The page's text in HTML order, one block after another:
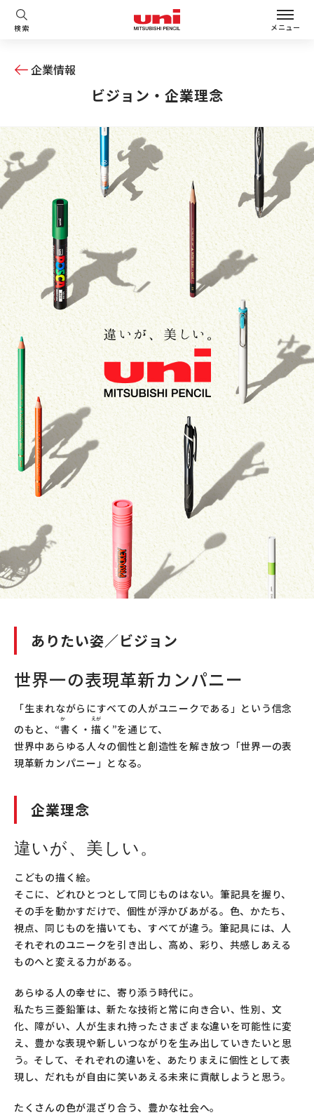
検索 メニュー
企業情報
ビジョン・企業理念
ありたい姿／ビジョン
世界一の表現革新カンパニー
「生まれながらにすべての人がユニークである」という信念
のもと、 “書
か
く・ 描
えが
く”を通じて、
世界中あらゆる人々の個性と創造性を解き放つ「世界一の表
現革新カンパニー」となる。
企業理念
違いが、美しい。
こどもの描く絵。
そこに、どれひとつとして同じものはない。筆記具を握り、
その手を動かすだけで、個性が浮かびあがる。 色、かたち、
視点、同じものを描いても、すべてが違う。 筆記具には、人
それぞれのユニークを引き出し、高め、彩り、共感しあえる
ものへと変える力がある。
あらゆる人の幸せに、寄り添う時代に。
私たち三菱鉛筆は、新たな技術と常に向き合い、性別、文
化、障がい、人が生まれ持ったさまざまな違いを可能性に変
え、 豊かな表現や新しいつながりを生み出していきたいと思
う。 そして、それぞれの違いを、あたりまえに個性として表
現し、 だれもが自由に笑いあえる未来に貢献しようと思う。
たくさんの色が混ざり合う、豊かな社会へ。